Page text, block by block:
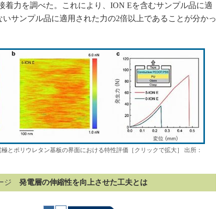
力を調べた。これにより、ION Eを含むサンプル品に適
サンプル品に適用された力の2倍以上であることが分かっ
とポリウレタン基板の界面における特性評価［クリックで拡大］ 出所：
ジ 発電層の伸縮性を向上させた工夫とは